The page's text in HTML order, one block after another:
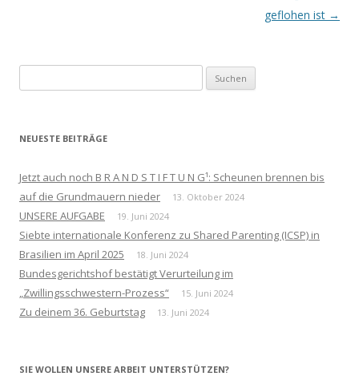
geflohen ist →
nach:
NEUESTE BEITRÄGE
Jetzt auch noch B R A N D S T I F T U N G¹: Scheunen brennen bis
auf die Grundmauern nieder
13. Oktober 2024
UNSERE AUFGABE 19. Juni 2024
Siebte internationale Konferenz zu Shared Parenting (ICSP) in
Brasilien im April 2025
18. Juni 2024
Bundesgerichtshof bestätigt Verurteilung im
„Zwillingsschwestern-Prozess“
15. Juni 2024
Zu deinem 36. Geburtstag 13. Juni 2024
SIE WOLLEN UNSERE ARBEIT UNTERSTÜTZEN?